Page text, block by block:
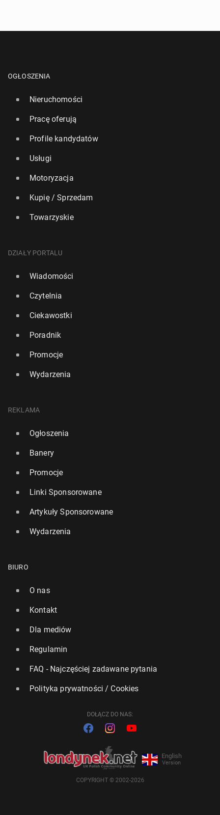
OGŁOSZENIA
Nieruchomości
Pracę oferują
Profile kandydatów
Usługi
Motoryzacja
Kupię / Sprzedam
Towarzyskie
DZIAŁY PORTALU
Wiadomości
Czytelnia
Ciekawostki
Poradnik
Promocje
Wydarzenia
REKLAMA
Ogłoszenia
Banery
Promocje
Linki Sponsorowane
Artykuły Sponsorowane
Wydarzenia
BIURO
O nas
Kontakt
Dla mediów
Regulamin
FAQ - Najczęściej zadawane pytania
Polityka prywatności / Cookies
DOŁĄCZ DO NAS:
English
Version
COPYRIGHT © 2002-2026